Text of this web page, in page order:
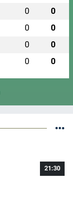
0 0
0 0
0 0
0 0
21:30